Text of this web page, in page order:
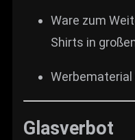
Ware zum
Shirts in
Werbematerial
Glasverbot